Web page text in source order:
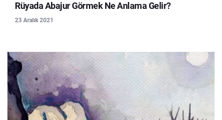
Rüyada Abajur Görmek Ne Anlama Gelir?
23 Aralık 2021